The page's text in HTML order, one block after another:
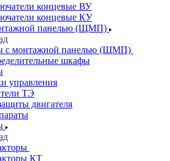
концевые ВУ
концевые КУ
панелью (ЩМП)
с монтажной панелью (ЩМП)
шкафы
управления
ТЭ
двигателя
КТ